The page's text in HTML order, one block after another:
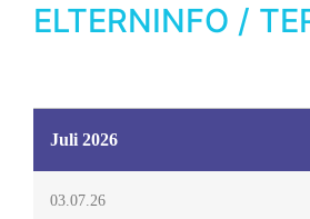
ELTERNINFO /
Juli 2026
03.07.26